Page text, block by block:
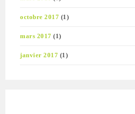
octobre 2017 (1)
mars 2017 (1)
janvier 2017 (1)